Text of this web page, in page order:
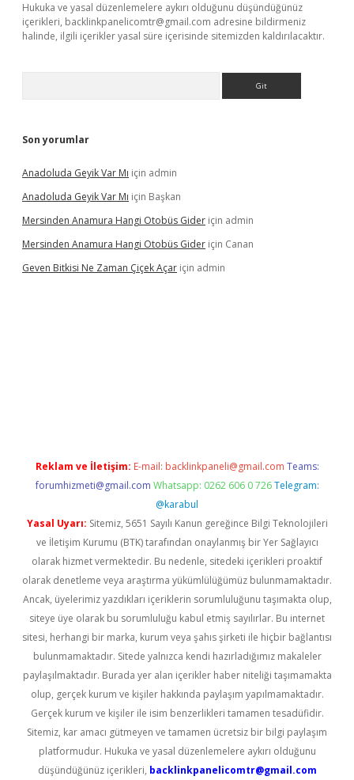
Hukuka ve yasal düzenlemelere aykırı olduğunu düşündüğünüz
içerikleri, backlinkpanelicomtr@gmail.com adresine bildirmeniz
halinde, ilgili içerikler yasal süre içerisinde sitemizden kaldırılacaktır.
Son yorumlar
Anadoluda Geyik Var Mı için admin
Anadoluda Geyik Var Mı için Başkan
Mersinden Anamura Hangi Otobüs Gider için admin
Mersinden Anamura Hangi Otobüs Gider için Canan
Geven Bitkisi Ne Zaman Çiçek Açar için admin
Reklam ve İletişim: E-mail: backlinkpaneli@gmail.com Teams:
forumhizmeti@gmail.com Whatsapp: 0262 606 0 726 Telegram:
@karabul
Yasal Uyarı: Sitemiz, 5651 Sayılı Kanun gereğince Bilgi Teknolojileri
ve İletişim Kurumu (BTK) tarafından onaylanmış bir Yer Sağlayıcı
olarak hizmet vermektedir. Bu nedenle, sitedeki içerikleri proaktif
olarak denetleme veya araştırma yükümlülüğümüz bulunmamaktadır.
Ancak, üyelerimiz yazdıkları içeriklerin sorumluluğunu taşımakta olup,
siteye üye olarak bu sorumluluğu kabul etmiş sayılırlar. Bu internet
sitesi, herhangi bir marka, kurum veya şahıs şirketi ile hiçbir bağlantısı
bulunmamaktadır. Sitede yalnızca kendi hazırladığımız makaleler
paylaşılmaktadır. Burada yer alan içerikler haber niteliği taşımamakta
olup, gerçek kurum ve kişiler hakkında paylaşım yapılmamaktadır.
Gerçek kurum ve kişiler ile isim benzerlikleri tamamen tesadüfidir.
Sitemiz, kar amacı gütmeyen ve tamamen ücretsiz bir bilgi paylaşım
platformudur. Hukuka ve yasal düzenlemelere aykırı olduğunu
düşündüğünüz içerikleri, backlinkpanelicomtr@gmail.com